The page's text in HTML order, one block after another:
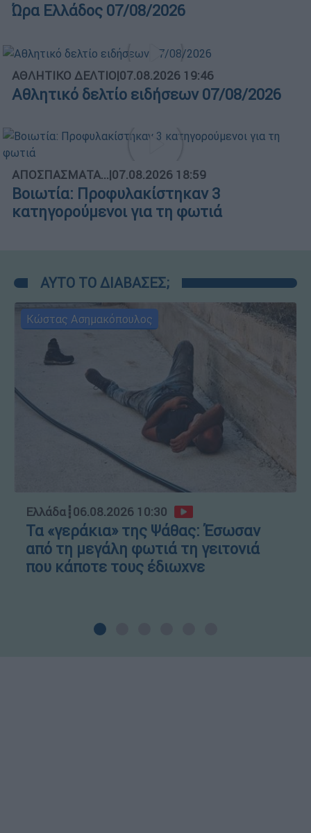
Ώρα Ελλάδος 07/08/2026
ΑΘΛΗΤΙΚΟ ΔΕΛΤΙΟ|07.08.2026 19:46
Αθλητικό δελτίο ειδήσεων 07/08/2026
ΑΠΟΣΠΑΣΜΑΤΑ...|07.08.2026 18:59
Βοιωτία: Προφυλακίστηκαν 3
κατηγορούμενοι για τη φωτιά
ΑΥΤΟ ΤΟ ΔΙΑΒΑΣΕΣ;
Κώστας Ασημακόπουλος
Ελλάδα┋06.08.2026 10:30
Τα «γεράκια» της Ψάθας: Έσωσαν
από τη μεγάλη φωτιά τη γειτονιά
που κάποτε τους έδιωχνε